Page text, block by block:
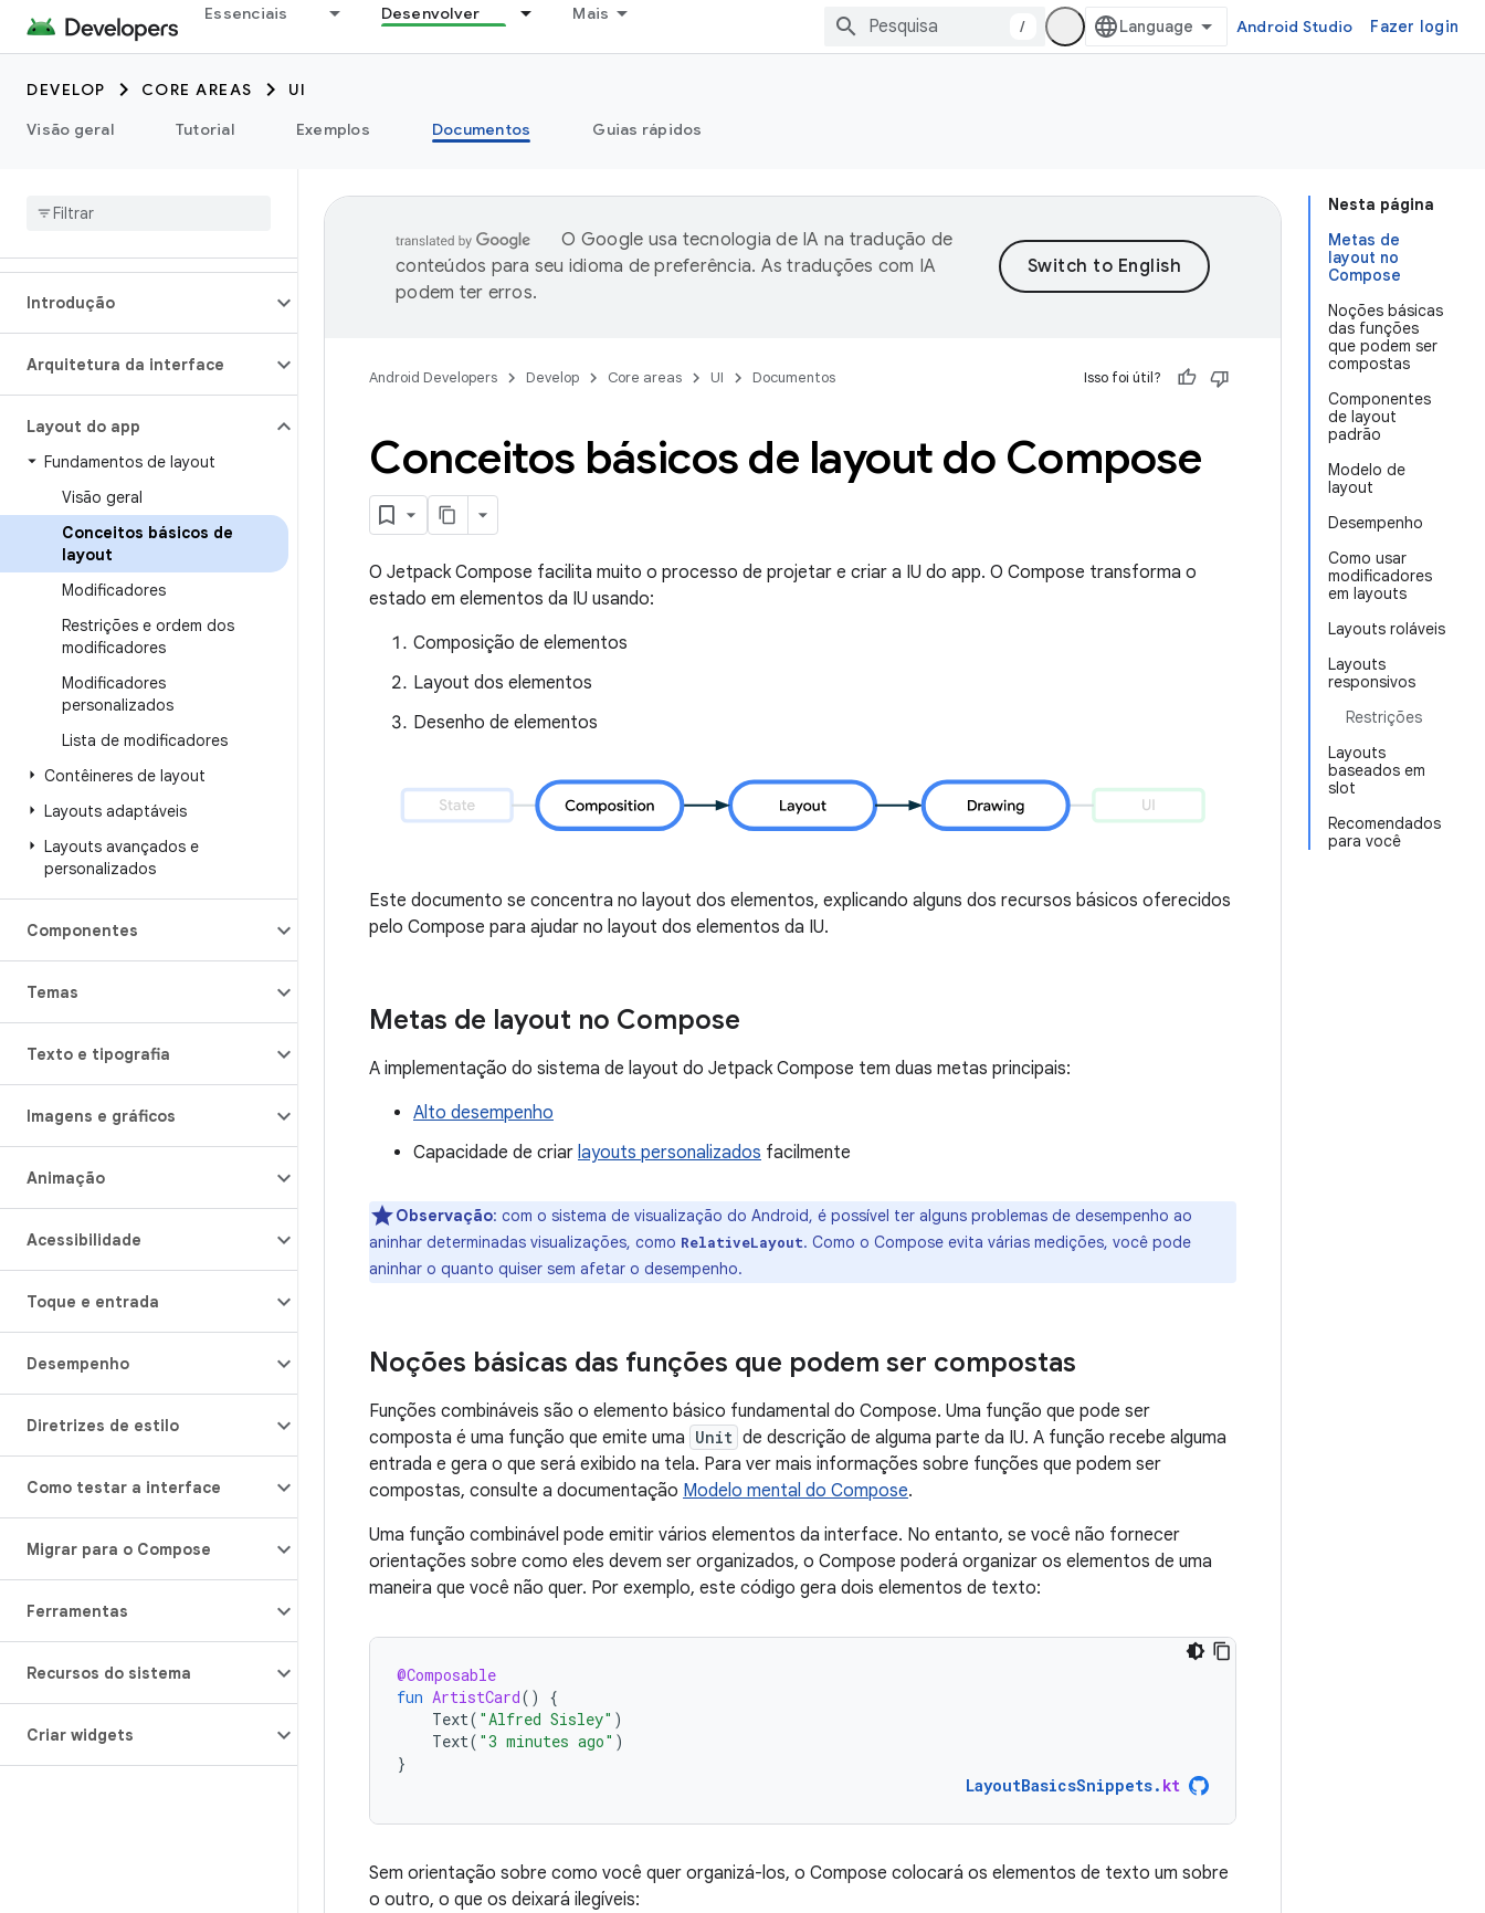
Essenciais Desenvolver Mais
/ Android Studio Fazer login
DEVELOP CORE AREAS
UI
Visão geral
Tutorial Exemplos Documentos Guias rápidos
Introdução
Arquitetura da interface
Layout do app
Fundamentos de layout
Visão geral
Conceitos básicos de
layout
Modificadores
Restrições e ordem dos
modificadores
Modificadores
personalizados
Lista de modificadores
Contêineres de layout
Layouts adaptáveis
Layouts avançados e
personalizados
Componentes
Temas
Texto e tipografia
Imagens e gráficos
Animação
Acessibilidade
Toque e entrada
Desempenho
Diretrizes de estilo
Como testar a interface
Migrar para o Compose
Ferramentas
Recursos do sistema
Criar widgets
Nesta página
Metas de
layout no
Compose
Noções básicas
das funções
que podem ser
compostas
Componentes
de layout
padrão
Modelo de
layout
Desempenho
Como usar
modificadores
em layouts
Layouts roláveis
Layouts
responsivos
Restrições
Layouts
baseados em
slot
Recomendados
para você
O Google usa tecnologia de IA na tradução de
conteúdos para seu idioma de preferência. As traduções com IA
podem ter erros.
Android Developers Develop Core areas UI Documentos Isso foi útil?
Conceitos básicos de layout do Compose
O Jetpack Compose facilita muito o processo de projetar e criar a IU do app. O Compose transforma o
estado em elementos da IU usando:
Composição de elementos
Layout dos elementos
Desenho de elementos
Este documento se concentra no layout dos elementos, explicando alguns dos recursos básicos oferecidos
pelo Compose para ajudar no layout dos elementos da IU.
Metas de layout no Compose
A implementação do sistema de layout do Jetpack Compose tem duas metas principais:
Alto desempenho
Capacidade de criar layouts personalizados facilmente
Observação: com o sistema de visualização do Android, é possível ter alguns problemas de desempenho ao
aninhar determinadas visualizações, como RelativeLayout. Como o Compose evita várias medições, você pode
aninhar o quanto quiser sem afetar o desempenho.
Noções básicas das funções que podem ser compostas
Funções combináveis são o elemento básico fundamental do Compose. Uma função que pode ser
composta é uma função que emite uma Unit de descrição de alguma parte da IU. A função recebe alguma
entrada e gera o que será exibido na tela. Para ver mais informações sobre funções que podem ser
compostas, consulte a documentação Modelo mental do Compose.
Uma função combinável pode emitir vários elementos da interface. No entanto, se você não fornecer
orientações sobre como eles devem ser organizados, o Compose poderá organizar os elementos de uma
maneira que você não quer. Por exemplo, este código gera dois elementos de texto:
@Composable
fun ArtistCard()
{
Text( "Alfred Sisley" )
Text( "3 minutes ago" )
}
LayoutBasicsSnippets. kt
Sem orientação sobre como você quer organizá-los, o Compose colocará os elementos de texto um sobre
o outro, o que os deixará ilegíveis: